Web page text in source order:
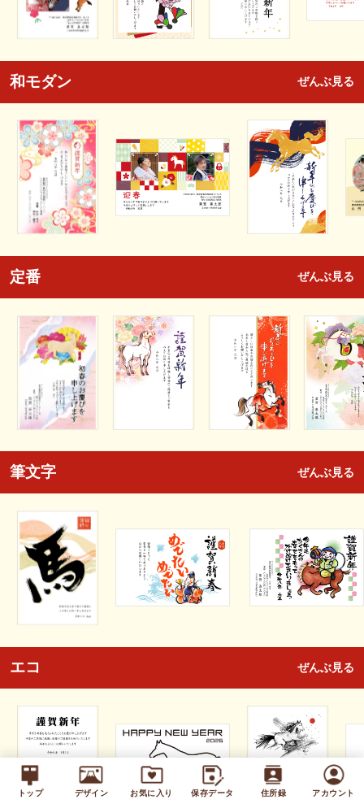
トップ デザイン お気に入り 保存データ 住所録 アカウント
和モダン ぜんぶ見る
定番 ぜんぶ見る
筆文字 ぜんぶ見る
エコ ぜんぶ見る